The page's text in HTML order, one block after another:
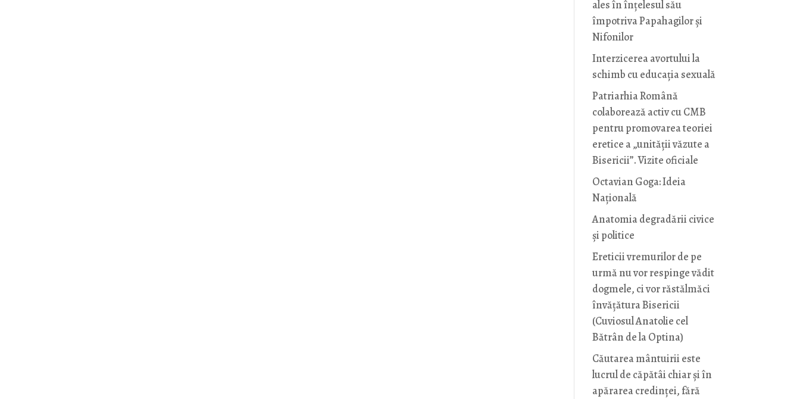
ales în înțelesul său
împotriva Papahagilor și
Nifonilor
Interzicerea avortului la
schimb cu educaţia sexuală
Patriarhia Română
colaborează activ cu CMB
pentru promovarea teoriei
eretice a „unității văzute a
Bisericii”. Vizite oficiale
Octavian Goga: Ideia
Naţională
Anatomia degradării civice
și politice
Ereticii vremurilor de pe
urmă nu vor respinge vădit
dogmele, ci vor răstălmăci
învățătura Bisericii
(Cuviosul Anatolie cel
Bătrân de la Optina)
Căutarea mântuirii este
lucrul de căpătâi chiar și în
apărarea credinței, fără